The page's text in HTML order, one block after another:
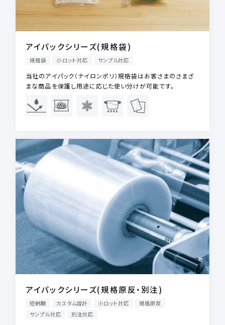
アイパックシリーズ(規格袋)
規格袋 小ロット対応 サンプル対応
当社のアイパック（ナイロンポリ）規格袋はお客さまのさまざ
まな商品を保護し用途に応じた使い分けが可能です。
アイパックシリーズ(規格原反・別注)
短納期 カスタム設計 小ロット対応
規格原反
サンプル対応
別注対応